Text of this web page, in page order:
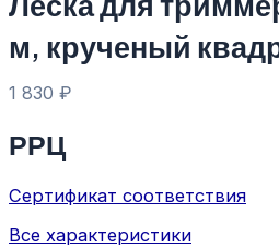
м, крученый
1 830 ₽
РРЦ
Сертификат соответствия
Все характеристики